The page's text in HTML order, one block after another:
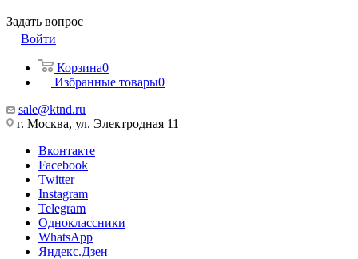
Задать вопрос
Войти
Корзина0
Избранные товары0
sale@ktnd.ru
г. Москва, ул. Электродная 11
Вконтакте
Facebook
Twitter
Instagram
Telegram
Одноклассники
WhatsApp
Яндекс.Дзен